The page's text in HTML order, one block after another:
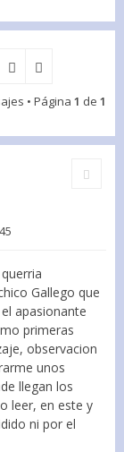
• Página 1 de 1
Citar
Gallego que
apasionante
primeras
observacion
unos
llegan los
leer, en este y
ni por el